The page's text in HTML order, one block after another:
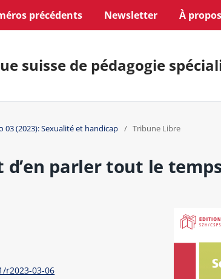
précédents Newsletter À propos
suisse de pédagogie
03 (2023): Sexualité et handicap / Tribune Libre
d’en parler tout le
r2023-03-06